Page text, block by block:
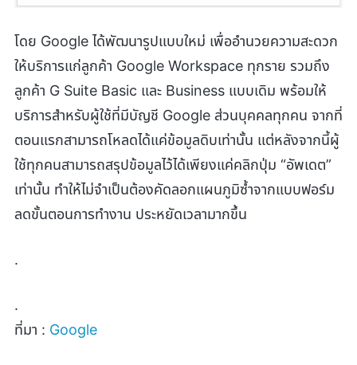
โดย Google ได้พัฒนารูปแบบใหม่ เพื่ออำนวยความสะดวก
ให้บริการแก่ลูกค้า Google Workspace ทุกราย รวมถึง
ลูกค้า G Suite Basic และ Business แบบเดิม พร้อมให้
บริการสำหรับผู้ใช้ที่มีบัญชี Google ส่วนบุคคลทุกคน จากที่
ตอนแรกสามารถโหลดได้แค่ข้อมูลดิบเท่านั้น แต่หลังจากนี้ผู้
ใช้ทุกคนสามารถสรุปข้อมูลไว้ได้เพียงแค่คลิกปุ่ม “อัพเดต”
เท่านั้น ทำให้ไม่จำเป็นต้องคัดลอกแผนภูมิซ้ำจากแบบฟอร์ม
ลดขั้นตอนการทำงาน ประหยัดเวลามากขึ้น
.
.
ที่มา : Google